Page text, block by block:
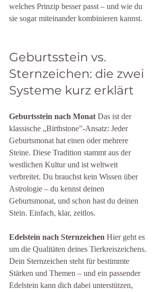
welches Prinzip besser passt – und wie du
sie sogar miteinander kombinieren kannst.
Geburtsstein vs.
Sternzeichen: die zwei
Systeme kurz erklärt
Geburtsstein nach Monat Das ist der
klassische „Birthstone"-Ansatz: Jeder
Geburtsmonat hat einen oder mehrere
Steine. Diese Tradition stammt aus der
westlichen Kultur und ist weltweit
verbreitet. Du brauchst kein Wissen über
Astrologie – du kennst deinen
Geburtsmonat, und schon hast du deinen
Stein. Einfach, klar, zeitlos.
Edelstein nach Sternzeichen Hier geht es
um die Qualitäten deines Tierkreiszeichens.
Dein Sternzeichen steht für bestimmte
Stärken und Themen – und ein passender
Edelstein kann dich dabei unterstützen,